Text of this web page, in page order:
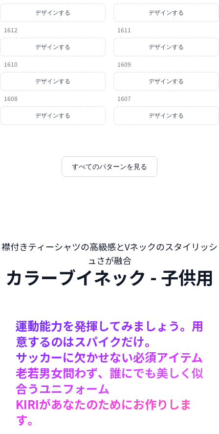
デザインする デザインする
1612
デザインする
1611
デザインする
1610
デザインする
1609
デザインする
1608
デザインする
1607
デザインする
すべてのパターンを見る
襟付きティーシャツの高級感とVネックのスタイリッシ
ュさが融合
カラーブイネック - 子供用
運動能力を発揮してみましょう。用
意するのはスパイクだけ。
サッカーに欠かせない必須アイテム
老若男女問わず、誰にでも美しく似
合うユニフォーム
KIRIがあなたのためにお作りしま
す。